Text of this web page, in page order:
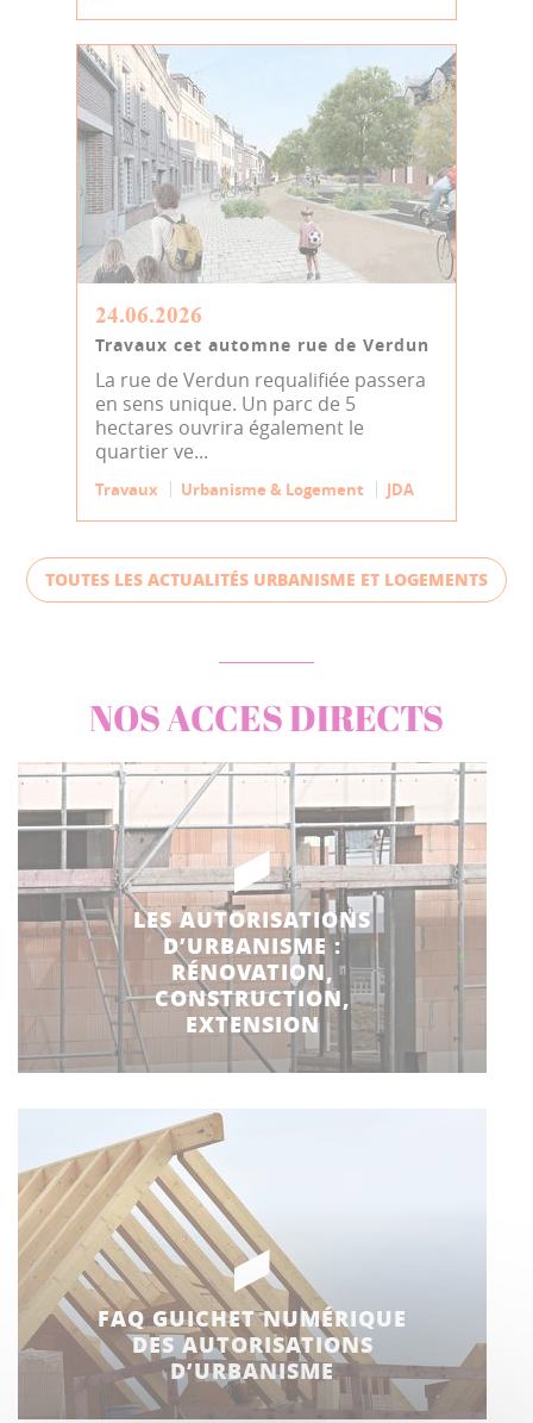
24.06.2026
Travaux cet automne rue de Verdun
La rue de Verdun requalifiée passera
en sens unique. Un parc de 5
hectares ouvrira également le
quartier ve...
Travaux Urbanisme & Logement JDA
TOUTES LES ACTUALITÉS URBANISME ET LOGEMENTS
NOS ACCES DIRECTS
LES AUTORISATIONS
D’URBANISME :
RÉNOVATION,
CONSTRUCTION,
EXTENSION
FAQ GUICHET NUMÉRIQUE
DES AUTORISATIONS
D’URBANISME